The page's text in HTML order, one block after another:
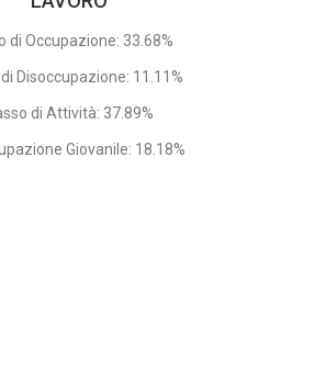
di Occupazione: 33.68%
Disoccupazione: 11.11%
di Attività: 37.89%
Giovanile: 18.18%